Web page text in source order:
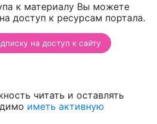
к материалу Вы можете
доступ к ресурсам портала.
на доступ к сайту
читать и оставлять
иметь активную